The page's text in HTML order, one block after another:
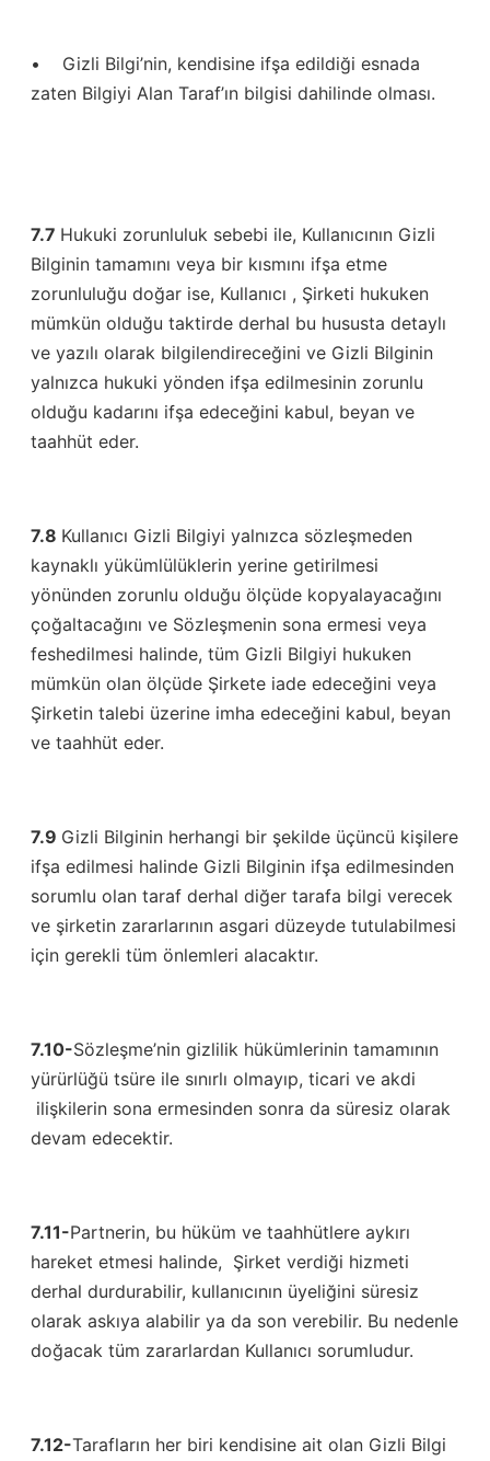
• Gizli Bilgi’nin, kendisine ifşa edildiği esnada
zaten Bilgiyi Alan Taraf’ın bilgisi dahilinde olması.
7.7 Hukuki zorunluluk sebebi ile, Kullanıcının Gizli
Bilginin tamamını veya bir kısmını ifşa etme
zorunluluğu doğar ise, Kullanıcı , Şirketi hukuken
mümkün olduğu taktirde derhal bu hususta detaylı
ve yazılı olarak bilgilendireceğini ve Gizli Bilginin
yalnızca hukuki yönden ifşa edilmesinin zorunlu
olduğu kadarını ifşa edeceğini kabul, beyan ve
taahhüt eder.
7.8 Kullanıcı Gizli Bilgiyi yalnızca sözleşmeden
kaynaklı yükümlülüklerin yerine getirilmesi
yönünden zorunlu olduğu ölçüde kopyalayacağını
çoğaltacağını ve Sözleşmenin sona ermesi veya
feshedilmesi halinde, tüm Gizli Bilgiyi hukuken
mümkün olan ölçüde Şirkete iade edeceğini veya
Şirketin talebi üzerine imha edeceğini kabul, beyan
ve taahhüt eder.
7.9 Gizli Bilginin herhangi bir şekilde üçüncü kişilere
ifşa edilmesi halinde Gizli Bilginin ifşa edilmesinden
sorumlu olan taraf derhal diğer tarafa bilgi verecek
ve şirketin zararlarının asgari düzeyde tutulabilmesi
için gerekli tüm önlemleri alacaktır.
7.10-Sözleşme’nin gizlilik hükümlerinin tamamının
yürürlüğü tsüre ile sınırlı olmayıp, ticari ve akdi
ilişkilerin sona ermesinden sonra da süresiz olarak
devam edecektir.
7.11-Partnerin, bu hüküm ve taahhütlere aykırı
hareket etmesi halinde, Şirket verdiği hizmeti
derhal durdurabilir, kullanıcının üyeliğini süresiz
olarak askıya alabilir ya da son verebilir. Bu nedenle
doğacak tüm zararlardan Kullanıcı sorumludur.
7.12-Tarafların her biri kendisine ait olan Gizli Bilgi